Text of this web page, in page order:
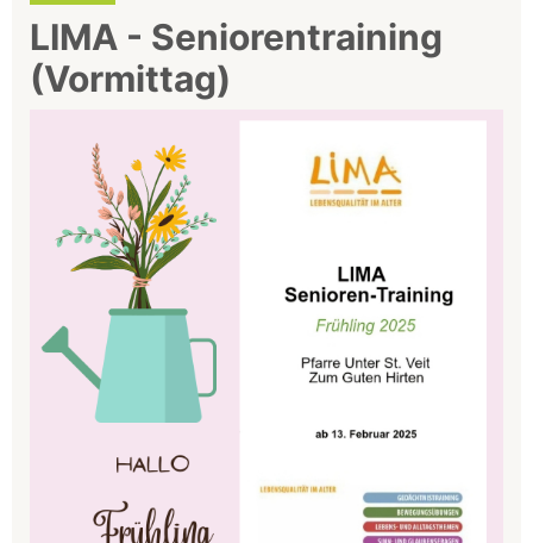
LIMA - Seniorentraining
(Vormittag)